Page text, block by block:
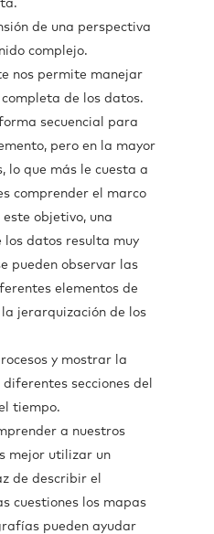
de una perspectiva
complejo.
nos permite manejar
de los datos.
secuencial para
pero en la mayor
lo que más le cuesta a
comprender el marco
objetivo, una
los datos resulta muy
pueden observar las
elementos de
jerarquización de los
y mostrar la
secciones del
tiempo.
a nuestros
mejor utilizar un
de describir el
cuestiones los mapas
pueden ayudar